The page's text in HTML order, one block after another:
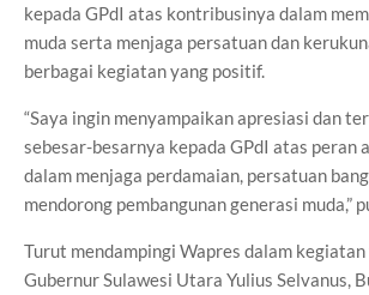
kepada GPdI atas kontribusinya dalam
muda serta menjaga persatuan dan
berbagai kegiatan yang positif.
“Saya ingin menyampaikan apresiasi dan
sebesar-besarnya kepada GPdI atas peran
dalam menjaga perdamaian, persatuan
mendorong pembangunan generasi muda,”
Turut mendampingi Wapres dalam
Gubernur Sulawesi Utara Yulius Selvanus,